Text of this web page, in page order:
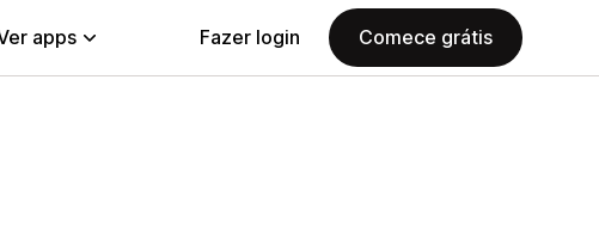
apps Fazer login Comece grátis